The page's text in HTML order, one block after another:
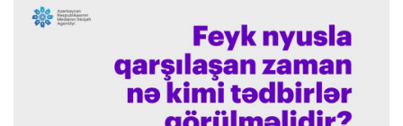
İspaniya L.L.
"Barselona" Mərakeş klubuna qarşı keçirilməsi
planlaşdırılan yoldaşlıq oyununu ləğv etdi
23:59 06.08.2026